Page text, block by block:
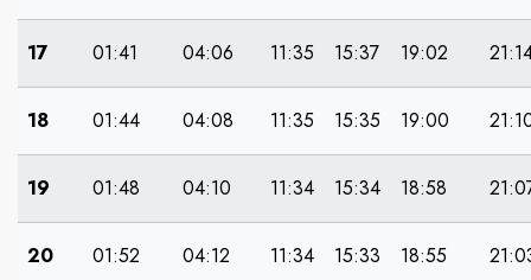
17 01:41 04:06 11:35 15:37 19:02
18 01:44 04:08 11:35 15:35 19:00
19 01:48 04:10 11:34 15:34 18:58
20 01:52 04:12 11:34 15:33 18:55